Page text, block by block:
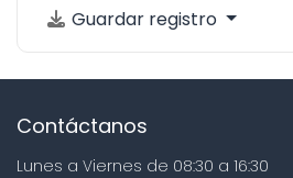
Guardar registro
Contáctanos
Lunes a Viernes de 08:30 a 16:30